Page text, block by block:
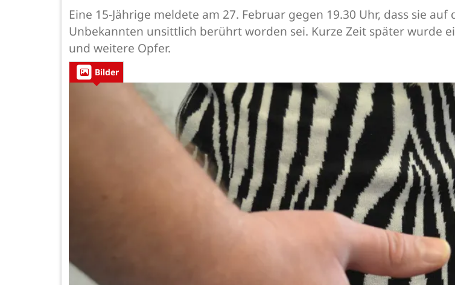
Eine 15-Jährige meldete am 27. Februar gegen 19.30 Uhr, dass sie
Unbekannten unsittlich berührt worden sei. Kurze Zeit später wurde
und weitere Opfer.
Bilder